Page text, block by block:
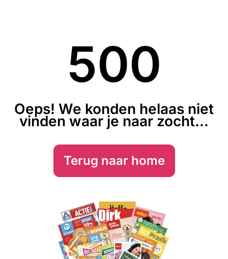
500
Oeps! We konden helaas niet
vinden waar je naar zocht...
Terug naar home